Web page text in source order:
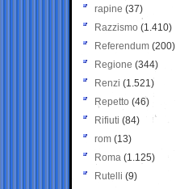
rapine (37)
Razzismo (1.410)
Referendum (200)
Regione (344)
Renzi (1.521)
Repetto (46)
Rifiuti (84)
rom (13)
Roma (1.125)
Rutelli (9)